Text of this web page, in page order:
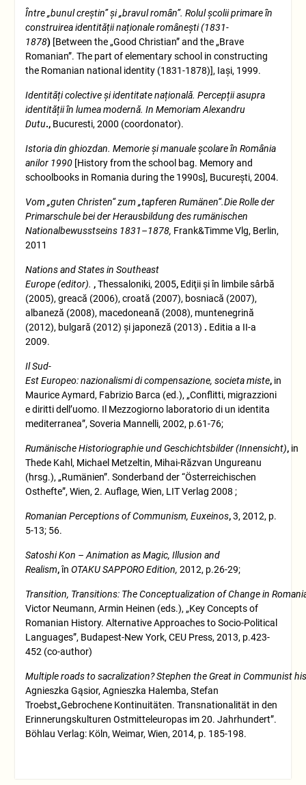
Între „bunul creștin” și „bravul român”. Rolul școlii primare în
construirea identității naționale românești (1831-
1878)[Between the „Good Christian” and the „Brave
Romanian”. The part of elementary school in constructing
the Romanian national identity (1831-1878)], Iași, 1999.
Identități colective și identitate națională. Percepții asupra
identității în lumea modernă. In Memoriam Alexandru
Dutu., Bucuresti, 2000 (coordonator).
Istoria din ghiozdan. Memorie și manuale școlare în România
anilor 1990 [History from the school bag. Memory and
schoolbooks in Romania during the 1990s], Bucureşti, 2004.
Vom „guten Christen“ zum „tapferen Rumänen“.Die Rolle der
Primarschule bei der Herausbildung des rumänischen
Nationalbewusstseins 1831–1878, Frank&Timme Vlg, Berlin,
2011
Nations and States in Southeast
Europe(editor). ,Thessaloniki, 2005, Ediţii şi în limbile sârbă
(2005), greacă (2006), croată (2007), bosniacă (2007),
albaneză (2008), macedoneană (2008), muntenegrină
(2012), bulgară (2012) și japoneză (2013) . Editia a II-a
2009.
Il Sud-
Est Europeo: nazionalismi di compensazione, societa miste,in
Maurice Aymard, Fabrizio Barca (ed.), „Conflitti, migrazzioni
e diritti dell’uomo. Il Mezzogiorno laboratorio di un identita
mediterranea”, Soveria Mannelli, 2002, p.61-76;
Rumänische Historiographie und Geschichtsbilder (Innensicht),in
Thede Kahl, Michael Metzeltin, Mihai-Răzvan Ungureanu
(hrsg.), „Rumänien”. Sonderband der “Österreichischen
Osthefte”, Wien, 2. Auflage, Wien, LIT Verlag 2008 ;
Romanian Perceptions of Communism, Euxeinos,3, 2012, p.
5-13; 56.
Satoshi Kon – Animation as Magic, Illusion and
Realism,în OTAKU SAPPORO Edition, 2012, p.26-29;
Transition, Transitions: The Conceptualization of Change in
Victor Neumann, Armin Heinen (eds.), „Key Concepts of
Romanian History. Alternative Approaches to Socio-Political
Languages”, Budapest-New York, CEU Press, 2013, p.423-
452 (co-author)
Multiple roads to sacralization? Stephen the Great in Communist
Agnieszka Gąsior, Agnieszka Halemba, Stefan
Troebst„Gebrochene Kontinuitäten. Transnationalität in den
Erinnerungskulturen Ostmitteleuropas im 20. Jahrhundert”.
Böhlau Verlag: Köln, Weimar, Wien, 2014, p. 185-198.